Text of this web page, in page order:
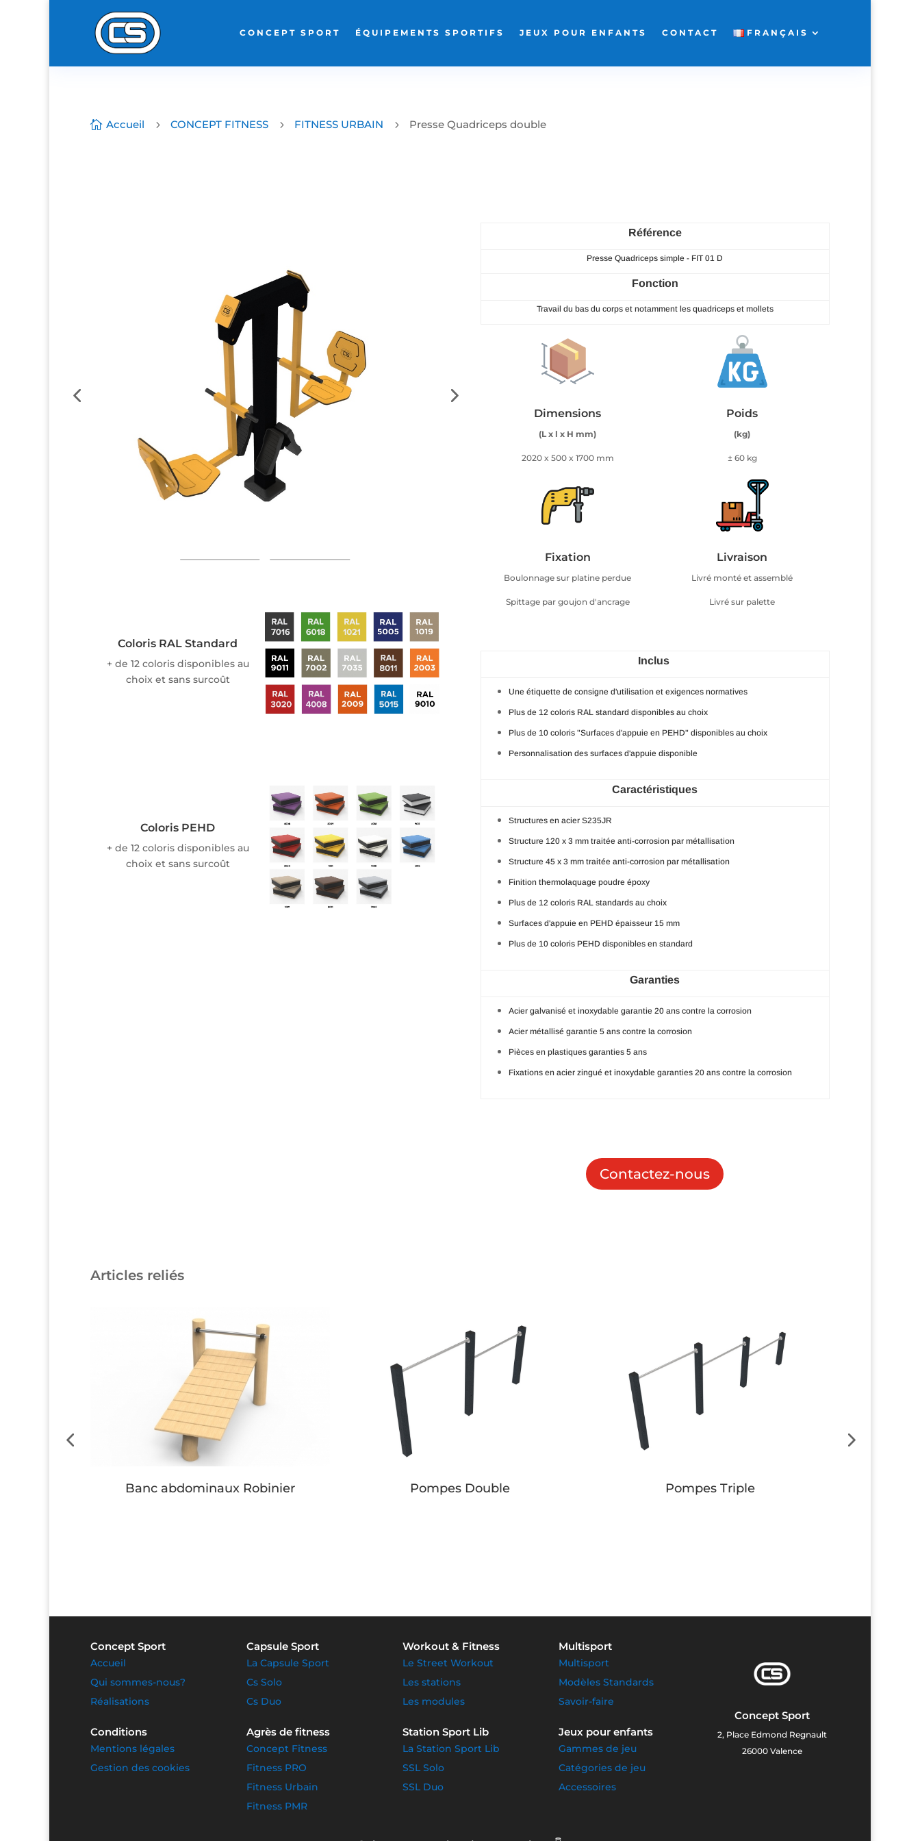
CONCEPT SPORT ÉQUIPEMENTS SPORTIFS JEUX POUR ENFANTS CONTACT FRANÇAIS
 Accueil 5 CONCEPT FITNESS 5 FITNESS URBAIN 5 Presse Quadriceps double
Coloris RAL Standard
+ de 12 coloris disponibles au
choix et sans surcoût
Coloris PEHD
+ de 12 coloris disponibles au
choix et sans surcoût
Référence
Presse Quadriceps simple - FIT 01 D
Fonction
Travail du bas du corps et notamment les quadriceps et mollets
Dimensions
(L x l x H mm)
2020 x 500 x 1700 mm
Fixation
Boulonnage sur platine perdue
Spittage par goujon d'ancrage
Poids
(kg)
± 60 kg
Livraison
Livré monté et assemblé
Livré sur palette
Inclus
Une étiquette de consigne d'utilisation et exigences normatives
Plus de 12 coloris RAL standard disponibles au choix
Plus de 10 coloris "Surfaces d'appuie en PEHD" disponibles au choix
Personnalisation des surfaces d'appuie disponible
Caractéristiques
Structures en acier S235JR
Structure 120 x 3 mm traitée anti-corrosion par métallisation
Structure 45 x 3 mm traitée anti-corrosion par métallisation
Finition thermolaquage poudre époxy
Plus de 12 coloris RAL standards au choix
Surfaces d'appuie en PEHD épaisseur 15 mm
Plus de 10 coloris PEHD disponibles en standard
Garanties
Acier galvanisé et inoxydable garantie 20 ans contre la corrosion
Acier métallisé garantie 5 ans contre la corrosion
Pièces en plastiques garanties 5 ans
Fixations en acier zingué et inoxydable garanties 20 ans contre la corrosion
Contactez-nous
Articles reliés
Banc abdominaux Robinier Pompes Double Pompes Triple
Concept Sport
Accueil
Qui sommes-nous?
Réalisations
Conditions
Mentions légales
Gestion des cookies
Capsule Sport
La Capsule Sport
Cs Solo
Cs Duo
Agrès de fitness
Concept Fitness
Fitness PRO
Fitness Urbain
Fitness PMR
Workout & Fitness
Le Street Workout
Les stations
Les modules
Station Sport Lib
La Station Sport Lib
SSL Solo
SSL Duo
Multisport
Multisport
Modèles Standards
Savoir-faire
Jeux pour enfants
Gammes de jeu
Catégories de jeu
Accessoires
Concept Sport
2, Place Edmond Regnault
26000 Valence